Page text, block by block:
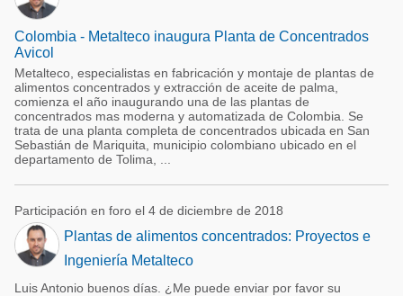
Colombia - Metalteco inaugura Planta de Concentrados
Avicol
Metalteco, especialistas en fabricación y montaje de plantas de
alimentos concentrados y extracción de aceite de palma,
comienza el año inaugurando una de las plantas de
concentrados mas moderna y automatizada de Colombia. Se
trata de una planta completa de concentrados ubicada en San
Sebastián de Mariquita, municipio colombiano ubicado en el
departamento de Tolima, ...
Participación en foro el 4 de diciembre de 2018
Plantas de alimentos concentrados: Proyectos e
Ingeniería Metalteco
Luis Antonio buenos días. ¿Me puede enviar por favor su